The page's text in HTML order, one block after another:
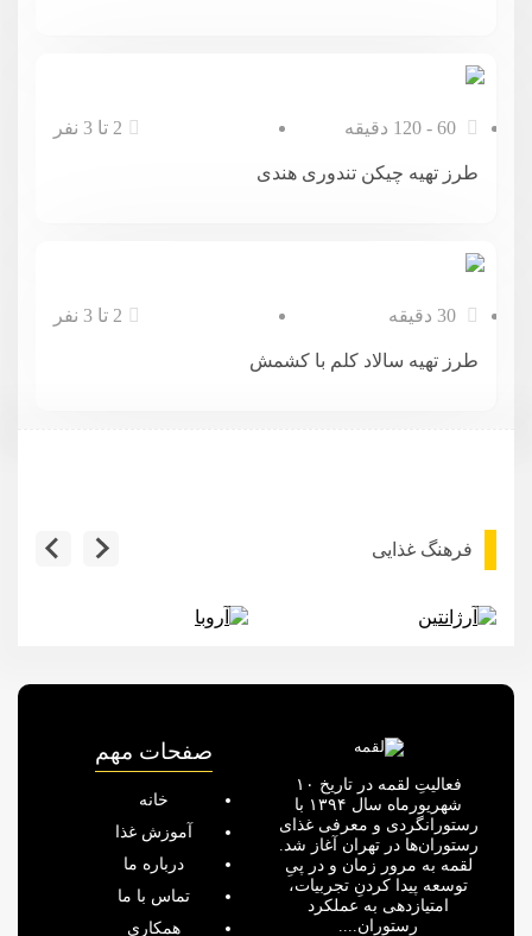
2 تا 3 نفر
طرز تهیه چیکن تندوری هندی
2 تا 3 نفر
طرز تهیه سالاد کلم با کشمش
فرهنگ غذایی
فعالیتِ لقمه در تاریخ ۱۰
شهریورماه سال ۱۳۹۴ با
رستورانگردی و معرفی غذای
رستوران‌ها در تهران آغاز شد.
لقمه به مرور زمان و در پیِ
توسعه پیدا کردنِ تجربیات،
امتیازدهی به عملکرد
رستوران....
صفحات مهم
خانه
آموزش غذا
درباره ما
تماس با ما
همکاری